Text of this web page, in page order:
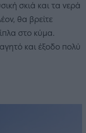
σκιά και τα νερά
θα βρείτε
στο κύμα.
και έξοδο πολύ